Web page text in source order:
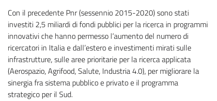
Con il precedente Pnr (sessennio 2015-2020) sono stati
investiti 2,5 miliardi di fondi pubblici per la ricerca in programmi
innovativi che hanno permesso l’aumento del numero di
ricercatori in Italia e dall’estero e investimenti mirati sulle
infrastrutture, sulle aree prioritarie per la ricerca applicata
(Aerospazio, Agrifood, Salute, Industria 4.0), per migliorare la
sinergia fra sistema pubblico e privato e il programma
strategico per il Sud.